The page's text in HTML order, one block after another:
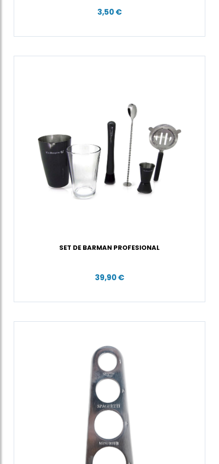
3,50 €
SET DE BARMAN PROFESIONAL
39,90 €